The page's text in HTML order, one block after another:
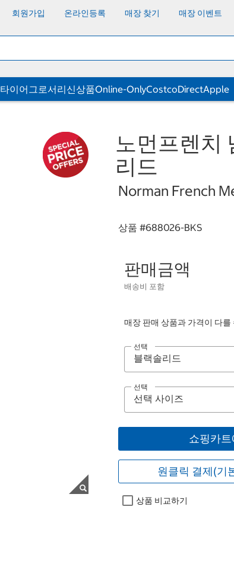
회원가입 온라인등록 매장 찾기 매장 이벤트
타이어그로서리신상품Online-OnlyCostcoDirectApple
노먼프렌치
리드
Norman French
상품 #688026-BKS
판매금액
배송비 포함
매장 판매 상품과 가격이 다를
선택
선택
쇼핑카트
원클릭 결제(기
상품 비교하기